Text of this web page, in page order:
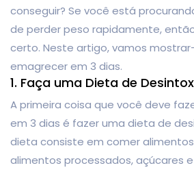
conseguir? Se você está
de perder peso rapidamente,
certo. Neste artigo, vamos
emagrecer em 3 dias.
1. Faça uma Dieta de
A primeira coisa que você deve
em 3 dias é fazer uma dieta de
dieta consiste em comer
alimentos processados, açúcares